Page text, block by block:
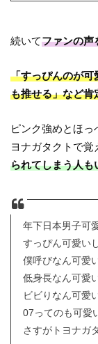
続いてファンの声
「すっぴんのが可
も推せる」など肯
ピンク強めとほっ
ヨナガタクトで
られてしまう人も
年下日本男子可
すっぴん可愛い
僕呼びなん可愛
低身長なん可愛
ビビりなん可愛
07ってのも可愛
さすがトヨナガ